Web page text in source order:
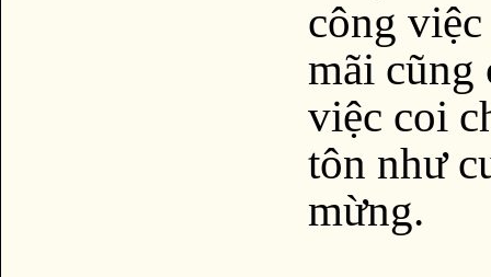
công
mãi cũng
việc coi
tôn như
mừng.